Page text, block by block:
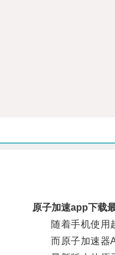
原子加速app下载
随着手机使用越
而原子加速器